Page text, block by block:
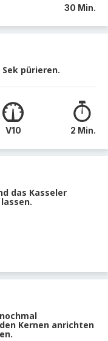
30 Min.
pürieren.
V10 2 Min.
das Kasseler
Kernen anrichten